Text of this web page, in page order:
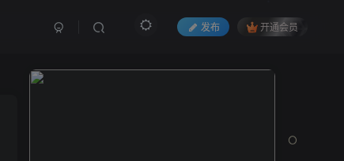
发布 开通会员